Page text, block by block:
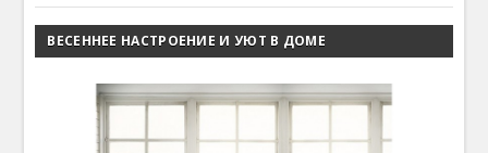
ВЕСЕННЕЕ НАСТРОЕНИЕ И УЮТ В ДОМЕ